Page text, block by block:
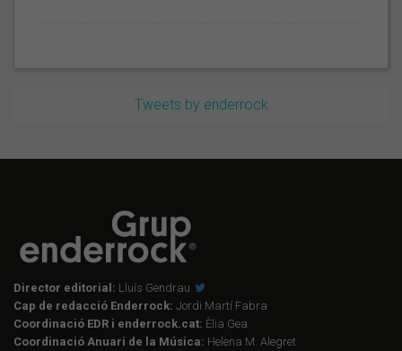
Tweets by enderrock
Director editorial: Lluís Gendrau
Cap de redacció Enderrock: Jordi Martí Fabra
Coordinació EDR i enderrock.cat: Èlia Gea
Coordinació Anuari de la Música: Helena M. Alegret